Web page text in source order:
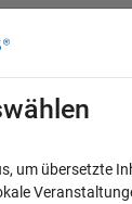
um übersetzte